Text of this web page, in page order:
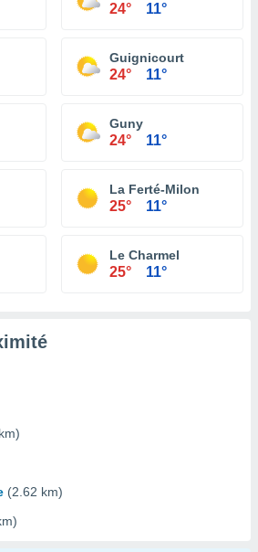
24° 11°
Guignicourt
24° 11°
Guny
24° 11°
La Ferté-Milon
25° 11°
Le Charmel
25° 11°
(2.62 km)